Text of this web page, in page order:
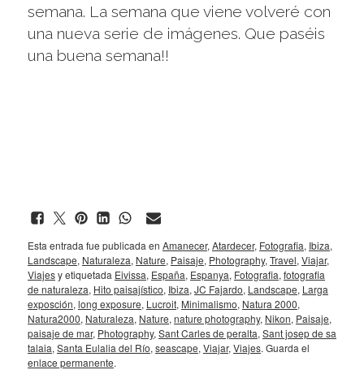
semana. La semana que viene volveré con
una nueva serie de imágenes. Que paséis
una buena semana!!
Esta entrada fue publicada en Amanecer, Atardecer, Fotografia, Ibiza,
Landscape, Naturaleza, Nature, Paisaje, Photography, Travel, Viajar,
Viajesy etiquetada Eivissa, España, Espanya, Fotografia, fotografia
de naturaleza, Hito paisajístico, Ibiza, JC Fajardo, Landscape, Larga
exposción, long exposure, Lucroit, Minimalismo, Natura 2000,
Natura2000, Naturaleza, Nature, nature photography, Nikon, Paisaje,
paisaje de mar, Photography, Sant Carles de peralta, Sant josep de sa
talaia, Santa Eulalia del Río, seascape, Viajar, Viajes. Guarda el
enlace permanente.